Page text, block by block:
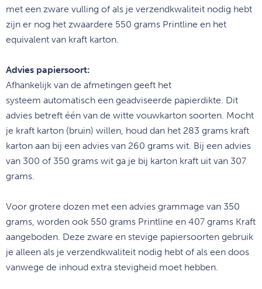
met een zware vulling of als je verzendkwaliteit nodig hebt
zijn er nog het zwaardere 550 grams Printline en het
equivalent van kraft karton.
Advies papiersoort:
Afhankelijk van de afmetingen geeft het
systeem automatisch een geadviseerde papierdikte. Dit
advies betreft één van de witte vouwkarton soorten. Mocht
je kraft karton (bruin) willen, houd dan het 283 grams kraft
karton aan bij een advies van 260 grams wit. Bij een advies
van 300 of 350 grams wit ga je bij karton kraft uit van 307
grams.
Voor grotere dozen met een advies grammage van 350
grams, worden ook 550 grams Printline en 407 grams Kraft
aangeboden. Deze zware en stevige papiersoorten gebruik
je alleen als je verzendkwaliteit nodig hebt of als een doos
vanwege de inhoud extra stevigheid moet hebben.